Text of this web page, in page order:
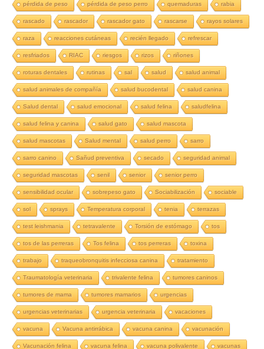
pérdida de peso pérdida de peso perro quemaduras rabia
rascado rascador rascador gato rascarse rayos solares
raza reacciones cutáneas recién llegado refrescar
resfriados RIAC riesgos rizos riñones
roturas dentales rutinas sal salud salud animal
salud animales de compañía salud bucodental salud canina
Salud dental salud emocional salud felina saludfelina
salud felina y canina salud gato salud mascota
salud mascotas Salud mental salud perro sarro
sarro canino Sañud preventiva secado seguridad animal
seguridad mascotas senil senior senior perro
sensibilidad ocular sobrepeso gato Sociabilización sociable
sol sprays Temperatura corporal tenia terrazas
test leishmania tetravalente Torsión de estómago tos
tos de las perreras Tos felina tos perreras toxina
trabajo traqueobronquitis infecciosa canina tratamiento
Traumatología veterinaria trivalente felina tumores caninos
tumores de mama tumores mamarios urgencias
urgencias veterinarias urgencia veterinaria vacaciones
vacuna Vacuna antirrábica vacuna canina vacunación
Vacunación felina vacuna felina vacuna polivalente vacunas